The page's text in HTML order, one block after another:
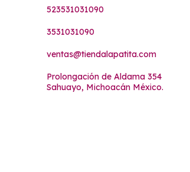
523531031090
3531031090
ventas@tiendalapatita.com
Prolongación de Aldama 354
Sahuayo, Michoacán México.